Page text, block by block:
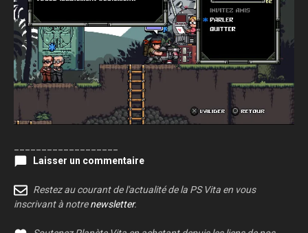
Laisser un commentaire
Restez au courant de l'actualité de la PS Vita en vous
inscrivant à notrenewsletter.